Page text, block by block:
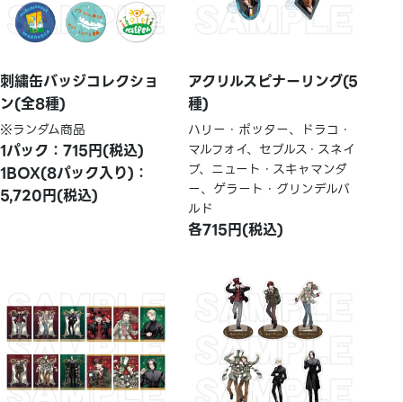
刺繍缶バッジコレクショ
ン(全8種)
※ランダム商品
1パック：715円(税込)
1BOX(8パック入り)：
5,720円(税込)
アクリルスピナーリング(5
種)
ハリー・ポッター、ドラコ・
マルフォイ、セブルス・スネイ
プ、ニュート・スキャマンダ
ー、ゲラート・グリンデルバ
ルド
各715円(税込)